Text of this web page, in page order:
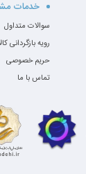
خدمات
سوالات متداول
رویه بازگردانی
حریم خصوصی
تماس با ما